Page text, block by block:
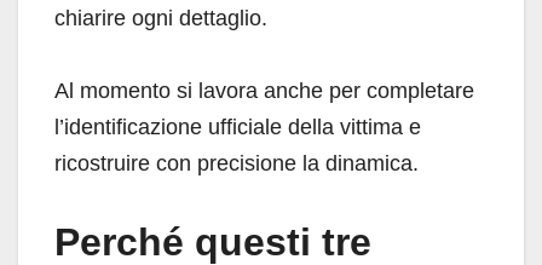
chiarire ogni dettaglio.
Al momento si lavora anche per completare
l’identificazione ufficiale della vittima e
ricostruire con precisione la dinamica.
Perché questi tre